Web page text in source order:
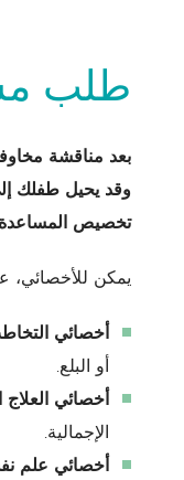
طلب
بعد مناقشة
وقد يحيل طفلك
تخصيص المساعدة
يمكن للأخصائي،
أخصائي
أو البلع.
أخصائي
العلاج
الإجمالية.
أخصائي علم